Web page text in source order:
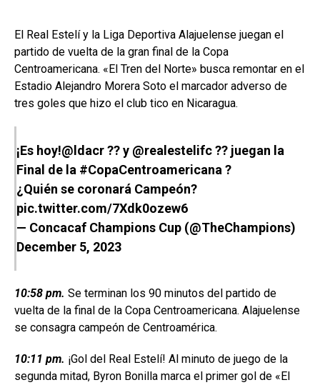
El Real Estelí y la Liga Deportiva Alajuelense juegan el
partido de vuelta de la gran final de la Copa
Centroamericana. «El Tren del Norte» busca remontar en el
Estadio Alejandro Morera Soto el marcador adverso de
tres goles que hizo el club tico en Nicaragua.
¡Es hoy!@ldacr?? y @realestelifc?? juegan la
Final de la #CopaCentroamericana ?
¿Quién se coronará Campeón?
pic.twitter.com/7Xdk0ozew6
— Concacaf Champions Cup (@TheChampions)
December 5, 2023
10:58 pm. Se terminan los 90 minutos del partido de
vuelta de la final de la Copa Centroamericana. Alajuelense
se consagra campeón de Centroamérica.
10:11 pm. ¡Gol del Real Estelí! Al minuto de juego de la
segunda mitad, Byron Bonilla marca el primer gol de «El